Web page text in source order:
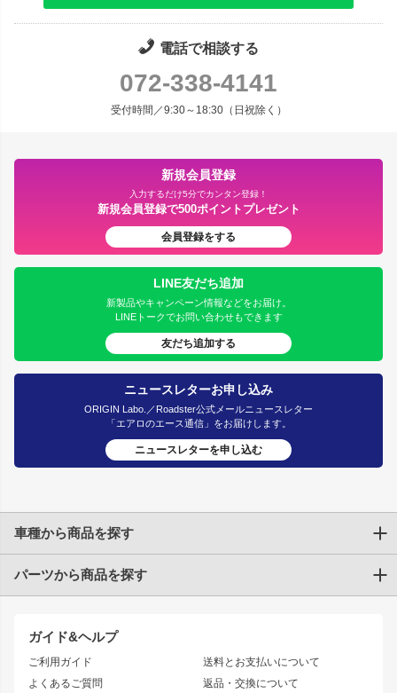
電話で相談する
072-338-4141
受付時間／9:30～18:30（日祝除く）
新規会員登録
入力するだけ5分でカンタン登録！
新規会員登録で500ポイントプレゼント
会員登録をする
LINE友だち追加
新製品やキャンペーン情報などをお届け。
LINEトークでお問い合わせもできます
友だち追加する
ニュースレターお申し込み
ORIGIN Labo.／Roadster公式メールニュースレター
「エアロのエース通信」をお届けします。
ニュースレターを申し込む
ガイド&ヘルプ
ご利用ガイド
よくあるご質問
送料とお支払いについて
返品・交換について
車種から商品を探す
トヨタ
JZX90 CHASER
JZX110 MARK II
JZX100 MARK II
アリスト
ソアラ
パーツから商品を探す
エアロシリーズ
ドリフトライン
風神
レーシングライン
アタックライン